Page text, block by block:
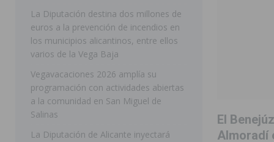
pedanías
ORIHUELA
[ 06/08/2026 ]
[ 05/08/2026 ]
Orihuela ultima diferentes soluciones
CEIP Virgen de la Puerta
ORIHUELA
[ 05/08/2026 ] Sanidad Orihuela llama a observar el
El
Almoradí
La Diputación destina dos millones de
euros a la prevención de incendios en
los municipios alicantinos, entre ellos
varios de la Vega Baja
Vegavacaciones 2026 amplía su
programación con actividades abiertas
a la comunidad en San Miguel de
Salinas
La Diputación de Alicante inyectará